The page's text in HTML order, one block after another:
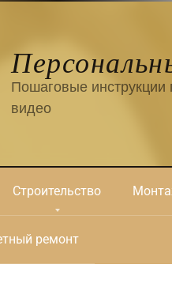
Пошаговые инструкции
видео
Строительство
ремонт